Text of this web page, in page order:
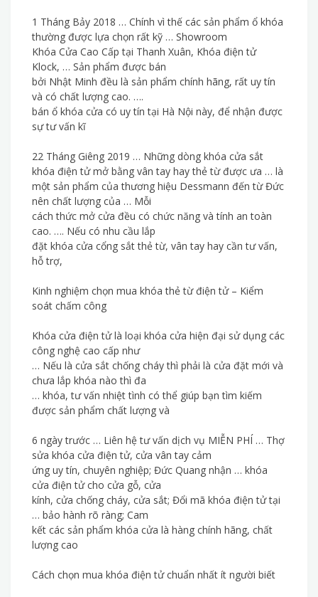
1 Tháng Bảy 2018 … Chính vì thế các sản phẩm ổ khóa
thường được lựa chọn rất kỹ … Showroom
Khóa Cửa Cao Cấp tại Thanh Xuân, Khóa điện tử
Klock, … Sản phẩm được bán
bởi Nhật Minh đều là sản phẩm chính hãng, rất uy tín
và có chất lượng cao. ….
bán ổ khóa cửa có uy tín tại Hà Nội này, để nhận được
sự tư vấn kĩ
22 Tháng Giêng 2019 … Những dòng khóa cửa sắt
khóa điện tử mở bằng vân tay hay thẻ từ được ưa … là
một sản phẩm của thương hiệu Dessmann đến từ Đức
nên chất lượng của … Mỗi
cách thức mở cửa đều có chức năng và tính an toàn
cao. …. Nếu có nhu cầu lắp
đặt khóa cửa cổng sắt thẻ từ, vân tay hay cần tư vấn,
hỗ trợ,
Kinh nghiệm chọn mua khóa thẻ từ điện tử – Kiểm
soát chấm công
Khóa cửa điện tử là loại khóa cửa hiện đại sử dụng các
công nghệ cao cấp như
… Nếu là cửa sắt chống cháy thì phải là cửa đặt mới và
chưa lắp khóa nào thì đa
… khóa, tư vấn nhiệt tình có thể giúp bạn tìm kiếm
được sản phẩm chất lượng và
6 ngày trước … Liên hệ tư vấn dịch vụ MIỄN PHÍ … Thợ
sửa khóa cửa điện tử, cửa vân tay cảm
ứng uy tín, chuyên nghiệp; Đức Quang nhận … khóa
cửa điện tử cho cửa gỗ, cửa
kính, cửa chống cháy, cửa sắt; Đổi mã khóa điện tử tại
… bảo hành rõ ràng; Cam
kết các sản phẩm khóa cửa là hàng chính hãng, chất
lượng cao
Cách chọn mua khóa điện tử chuẩn nhất ít người biết